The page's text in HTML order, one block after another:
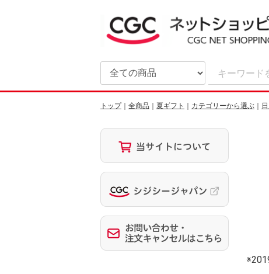
トップ 全商品 夏ギフト カテゴリーから選ぶ